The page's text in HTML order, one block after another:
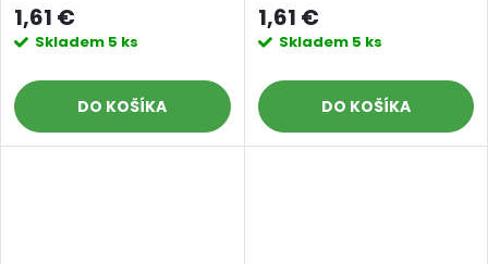
1,61 €
Skladem 5 ks
DO KOŠÍKA
1,61 €
Skladem 5 ks
DO KOŠÍKA